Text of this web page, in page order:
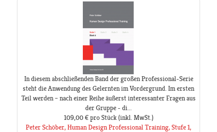
In diesem abschließenden Band der großen Professional-Serie
steht die Anwendung des Gelernten im Vordergrund. Im ersten
Teil werden – nach einer Reihe äußerst interessanter Fragen aus
der Gruppe - di...
109,00 € pro Stück(inkl. MwSt.)
Peter Schöber, Human Design Professional Training, Stufe 1,